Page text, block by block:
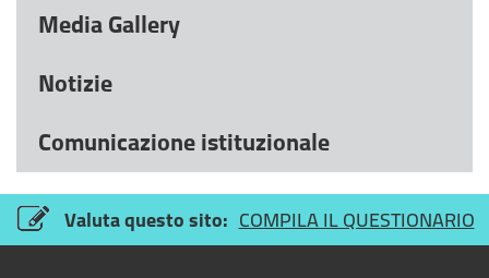
Media Gallery
Notizie
Comunicazione istituzionale
Valuta questo sito: COMPILA IL QUESTIONARIO